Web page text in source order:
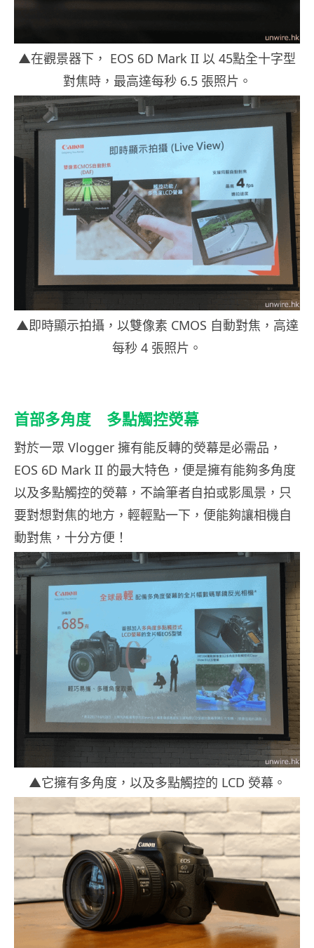
▲在觀景器下， EOS 6D Mark II 以 45點全十字型
對焦時，最高達每秒 6.5 張照片。
▲即時顯示拍攝，以雙像素 CMOS 自動對焦，高達
每秒 4 張照片。
首部多角度 多點觸控熒幕
對於一眾 Vlogger 擁有能反轉的熒幕是必需品，
EOS 6D Mark II 的最大特色，便是擁有能夠多角度
以及多點觸控的熒幕，不論筆者自拍或影風景，只
要對想對焦的地方，輕輕點一下，便能夠讓相機自
動對焦，十分方便！
▲它擁有多角度，以及多點觸控的 LCD 熒幕。